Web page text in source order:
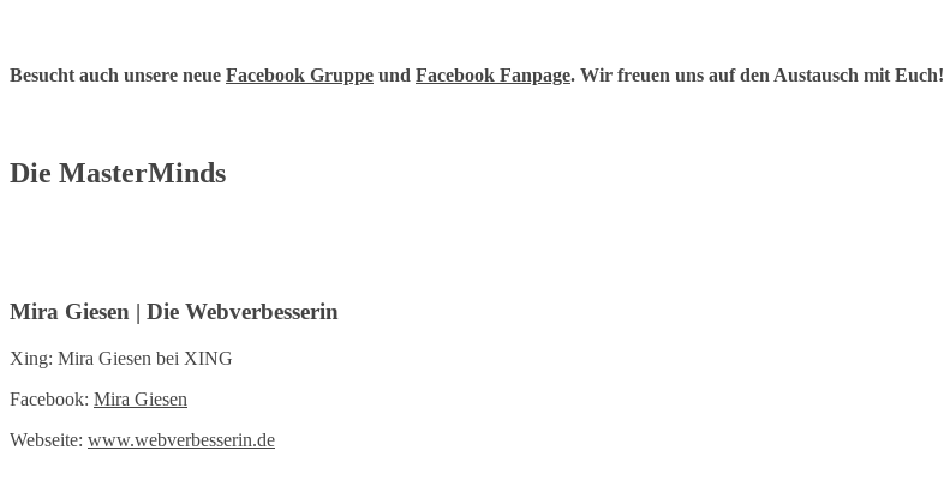
Besucht auch unsere neue Facebook Gruppe und Facebook Fanpage. Wir freuen uns auf den Austausch mit Euch!
Die MasterMinds
Mira Giesen | Die Webverbesserin
Xing: Mira Giesen bei XING
Facebook: Mira Giesen
Webseite: www.webverbesserin.de